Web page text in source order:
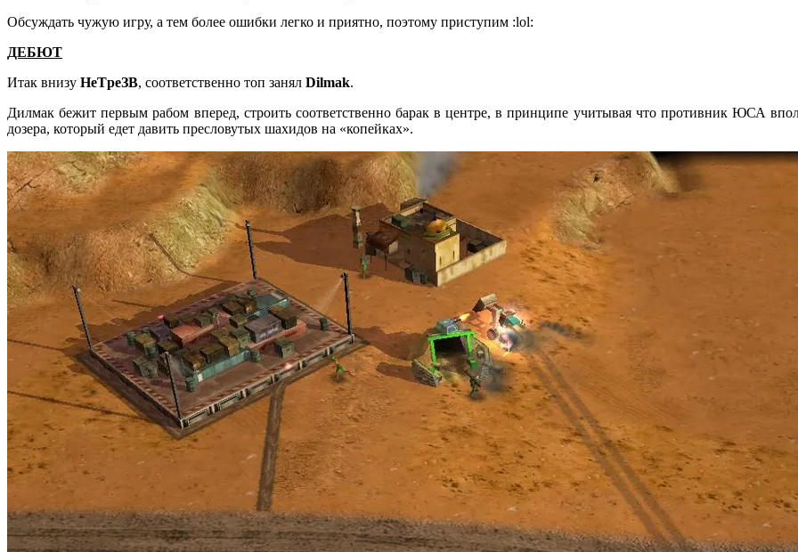
Обсуждать чужую игру, а тем более ошибки легко и приятно, поэтому приступим :lol:
ДЕБЮТ
Итак внизу НeТpeЗВ, соответственно топ занял Dilmak.
Дилмак бежит первым рабом вперед, строить соответственно барак в центре, в принципе учитывая что противник ЮСА
дозера, который едет давить пресловутых шахидов на «копейках».